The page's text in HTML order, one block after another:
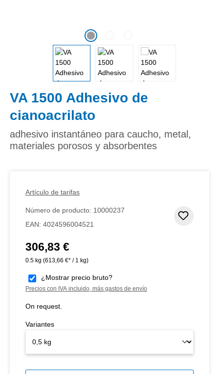
VA 1500 Adhesivo de
cianoacrilato
adhesivo instantáneo para caucho, metal,
materiales porosos y absorbentes
Artículo de tarifas
Número de producto: 10000237
EAN: 4024596004521
Precio normal:
306,83 €
0.5 kg (613,66 €* / 1 kg)
¿Mostrar precio bruto?
Precios con IVA incluido, más gastos de envío
On request.
Variantes